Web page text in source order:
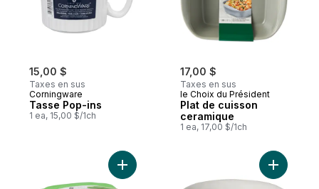
15,00 $
Taxes en sus
Corningware
Tasse Pop-ins
1 ea, 15,00 $/1ch
17,00 $
Taxes en sus
le Choix du Président
Plat de cuisson
ceramique
1 ea, 17,00 $/1ch
Ajouter Plat à pain 5 x 9 Baker’s Basic au
Ajouter